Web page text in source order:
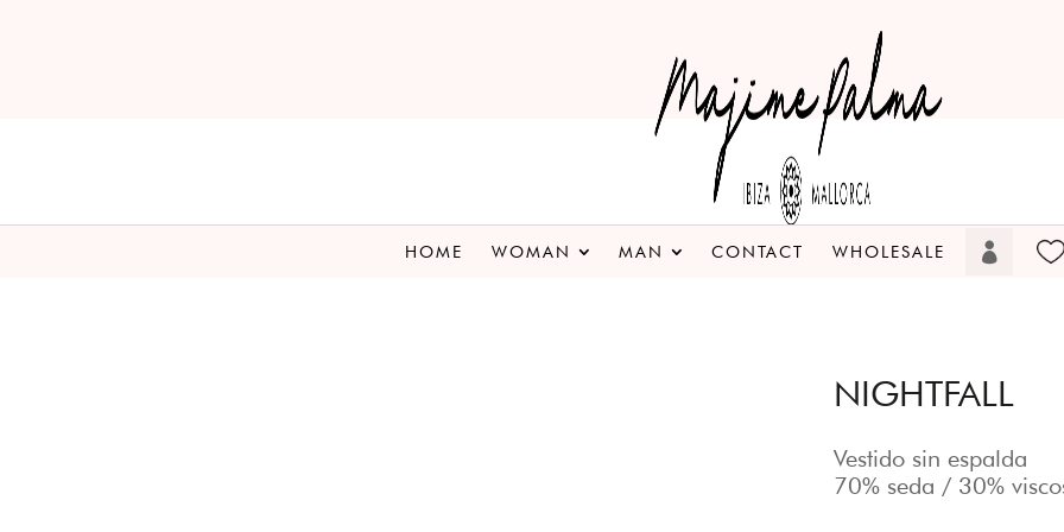
HOME WOMAN MAN CONTACT WHOLESALE
NIGHTFALL
Vestido sin espalda
70% seda / 30%